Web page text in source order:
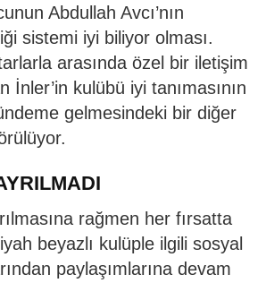
Abdullah Avcı’nın
sistemi iyi biliyor olması.
arasında özel bir iletişim
İnler’in kulübü iyi tanımasının
gelmesindeki bir diğer
rağmen her fırsatta
beyazlı kulüple ilgili sosyal
paylaşımlarına devam